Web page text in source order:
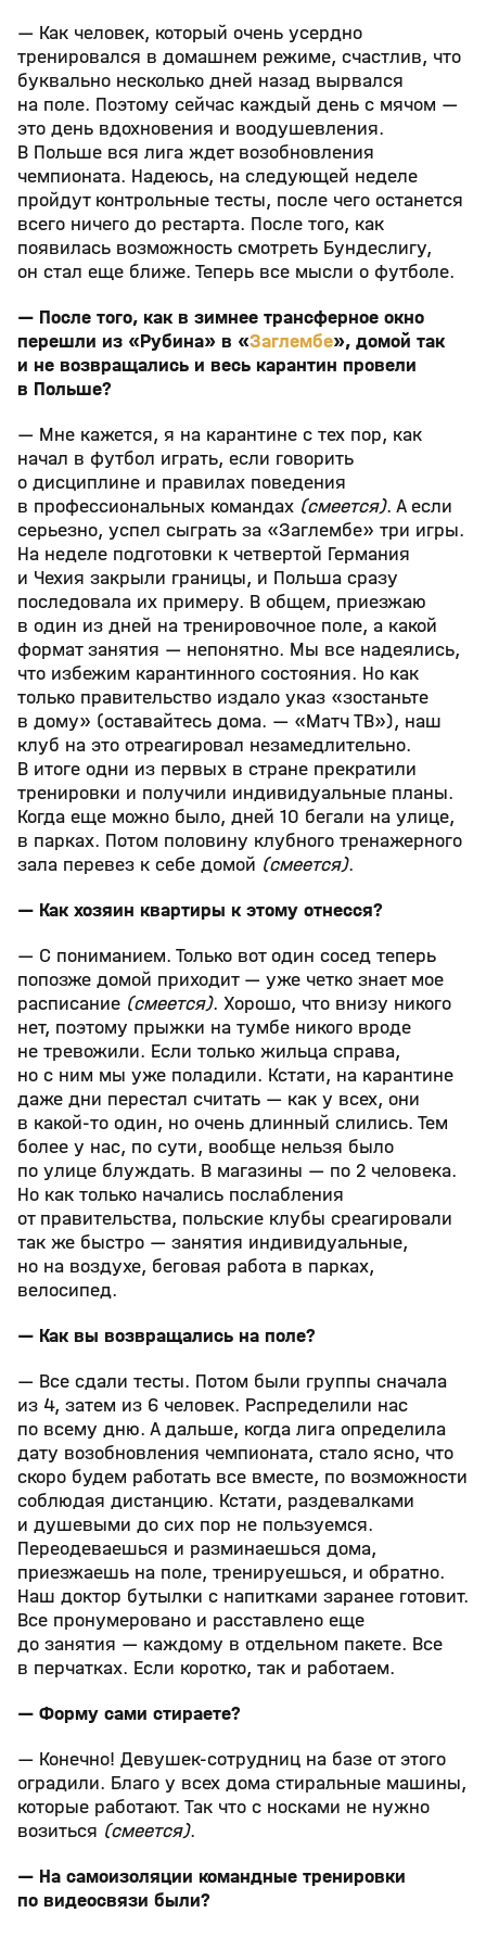
— Как человек, который очень усердно
тренировался в домашнем режиме, счастлив, что
буквально несколько дней назад вырвался
на поле. Поэтому сейчас каждый день с мячом —
это день вдохновения и воодушевления.
В Польше вся лига ждет возобновления
чемпионата. Надеюсь, на следующей неделе
пройдут контрольные тесты, после чего останется
всего ничего до рестарта. После того, как
появилась возможность смотреть Бундеслигу,
он стал еще ближе. Теперь все мысли о футболе.
— После того, как в зимнее трансферное окно
перешли из «Рубина» в «Заглембе», домой так
и не возвращались и весь карантин провели
в Польше?
— Мне кажется, я на карантине с тех пор, как
начал в футбол играть, если говорить
о дисциплине и правилах поведения
в профессиональных командах (смеется). А если
серьезно, успел сыграть за «Заглембе» три игры.
На неделе подготовки к четвертой Германия
и Чехия закрыли границы, и Польша сразу
последовала их примеру. В общем, приезжаю
в один из дней на тренировочное поле, а какой
формат занятия — непонятно. Мы все надеялись,
что избежим карантинного состояния. Но как
только правительство издало указ «зостаньте
в дому» (оставайтесь дома. — «Матч ТВ»), наш
клуб на это отреагировал незамедлительно.
В итоге одни из первых в стране прекратили
тренировки и получили индивидуальные планы.
Когда еще можно было, дней 10 бегали на улице,
в парках. Потом половину клубного тренажерного
зала перевез к себе домой (смеется).
— Как хозяин квартиры к этому отнесся?
— С пониманием. Только вот один сосед теперь
попозже домой приходит — уже четко знает мое
расписание (смеется). Хорошо, что внизу никого
нет, поэтому прыжки на тумбе никого вроде
не тревожили. Если только жильца справа,
но с ним мы уже поладили. Кстати, на карантине
даже дни перестал считать — как у всех, они
в какой-то один, но очень длинный слились. Тем
более у нас, по сути, вообще нельзя было
по улице блуждать. В магазины — по 2 человека.
Но как только начались послабления
от правительства, польские клубы среагировали
так же быстро — занятия индивидуальные,
но на воздухе, беговая работа в парках,
велосипед.
— Как вы возвращались на поле?
— Все сдали тесты. Потом были группы сначала
из 4, затем из 6 человек. Распределили нас
по всему дню. А дальше, когда лига определила
дату возобновления чемпионата, стало ясно, что
скоро будем работать все вместе, по возможности
соблюдая дистанцию. Кстати, раздевалками
и душевыми до сих пор не пользуемся.
Переодеваешься и разминаешься дома,
приезжаешь на поле, тренируешься, и обратно.
Наш доктор бутылки с напитками заранее готовит.
Все пронумеровано и расставлено еще
до занятия — каждому в отдельном пакете. Все
в перчатках. Если коротко, так и работаем.
— Форму сами стираете?
— Конечно! Девушек-сотрудниц на базе от этого
оградили. Благо у всех дома стиральные машины,
которые работают. Так что с носками не нужно
возиться (смеется).
— На самоизоляции командные тренировки
по видеосвязи были?